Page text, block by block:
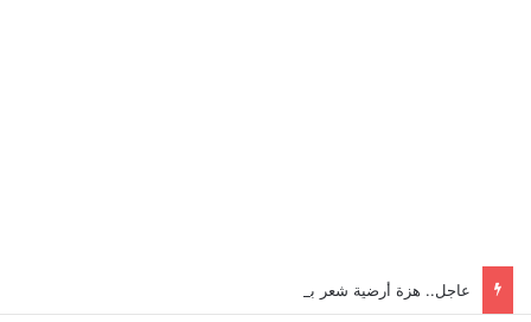
عاجل.. هزة أرضية شعر بها سكان إسطنبول